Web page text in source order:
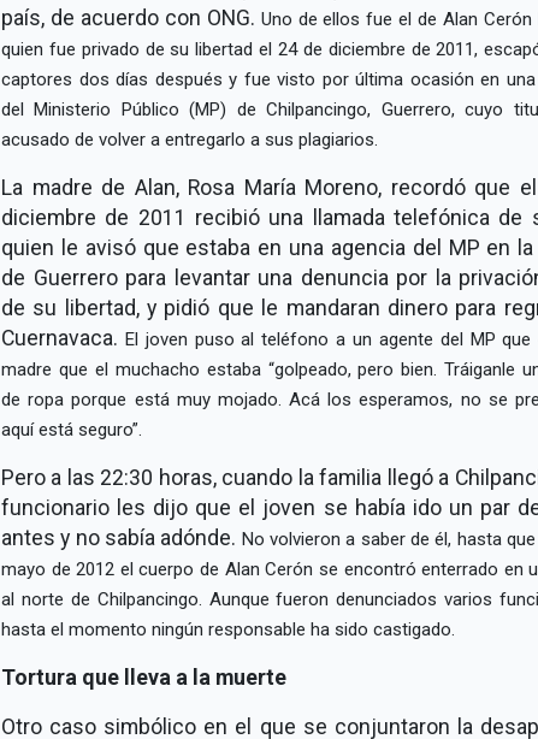
país, de acuerdo con ONG. Uno de ellos fue el de Alan Cerón
quien fue privado de su libertad el 24 de diciembre de 2011,
captores dos días después y fue visto por última ocasión en una
del Ministerio Público (MP) de Chilpancingo, Guerrero, cuyo
acusado de volver a entregarlo a sus plagiarios.
La madre de Alan, Rosa María Moreno, recordó que
diciembre de 2011 recibió una llamada telefónica de
quien le avisó que estaba en una agencia del MP en la
de Guerrero para levantar una denuncia por la
de su libertad, y pidió que le mandaran dinero para
Cuernavaca. El joven puso al teléfono a un agente del MP
madre que el muchacho estaba golpeado, pero bien. Tráiganle
de ropa porque está muy mojado. Acá los esperamos, no se
aquí está seguro .
Pero a las 22:30 horas, cuando la familia llegó a
funcionario les dijo que el joven se había ido un par
antes y no sabía adónde. No volvieron a saber de él, hasta
mayo de 2012 el cuerpo de Alan Cerón se encontró enterrado en
al norte de Chilpancingo. Aunque fueron denunciados varios
hasta el momento ningún responsable ha sido castigado.
Tortura que lleva a la muerte
Otro caso simbólico en el que se conjuntaron la